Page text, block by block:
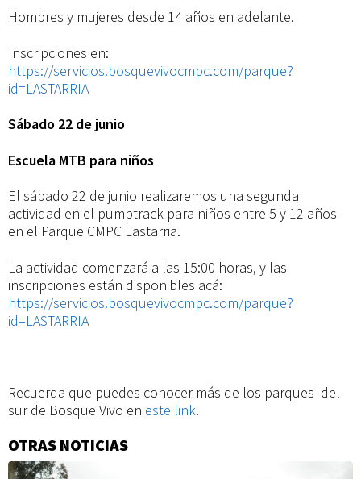
Hombres y mujeres desde 14 años en adelante.
Inscripciones en:
https://servicios.bosquevivocmpc.com/parque?
id=LASTARRIA
Sábado 22 de junio
Escuela MTB para niños
El sábado 22 de junio realizaremos una segunda
actividad en el pumptrack para niños entre 5 y 12 años
en el Parque CMPC Lastarria.
La actividad comenzará a las 15:00 horas, y las
inscripciones están disponibles acá:
https://servicios.bosquevivocmpc.com/parque?
id=LASTARRIA
Recuerda que puedes conocer más de los parques del
sur de Bosque Vivo en este link.
Información
adicional
OTRAS NOTICIAS